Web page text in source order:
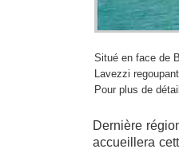
Situé en face de
Lavezzi
Pour plus de
Dernière
accueillera